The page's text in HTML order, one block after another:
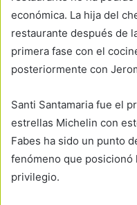
económica. La hija del
restaurante después de
primera fase con el
posteriormente con
Santi Santamaria fue el
estrellas Michelin con
Fabes ha sido un punto
fenómeno que posicionó
privilegio.